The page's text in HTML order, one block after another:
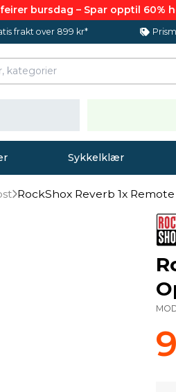
bursdag – Spar opptil 60%
frakt over 899 kr*
Sykkelklær
RockShox Reverb 1x